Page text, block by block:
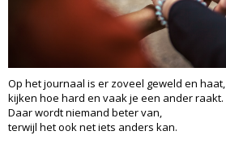
Op het journaal is er zoveel geweld en haat,
kijken hoe hard en vaak je een ander raakt.
Daar wordt niemand beter van,
terwijl het ook net iets anders kan.